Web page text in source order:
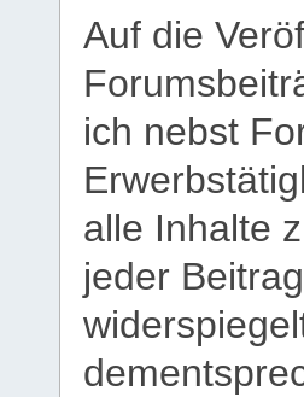
Auf die
ich nebst
alle Inhalte
jeder